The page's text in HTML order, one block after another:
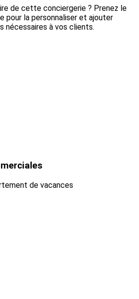
de cette conciergerie ? Prenez le
pour la personnaliser et ajouter
nécessaires à vos clients.
de vacances